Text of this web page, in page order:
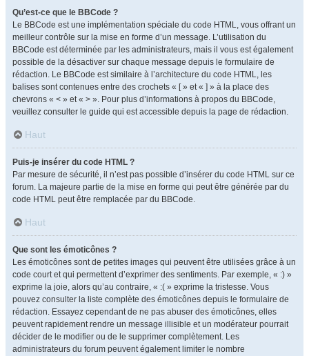
Qu’est-ce que le BBCode ?
Le BBCode est une implémentation spéciale du code HTML, vous offrant un
meilleur contrôle sur la mise en forme d’un message. L’utilisation du
BBCode est déterminée par les administrateurs, mais il vous est également
possible de la désactiver sur chaque message depuis le formulaire de
rédaction. Le BBCode est similaire à l’architecture du code HTML, les
balises sont contenues entre des crochets « [ » et « ] » à la place des
chevrons « < » et « > ». Pour plus d’informations à propos du BBCode,
veuillez consulter le guide qui est accessible depuis la page de rédaction.
Haut
Puis-je insérer du code HTML ?
Par mesure de sécurité, il n’est pas possible d’insérer du code HTML sur ce
forum. La majeure partie de la mise en forme qui peut être générée par du
code HTML peut être remplacée par du BBCode.
Haut
Que sont les émoticônes ?
Les émoticônes sont de petites images qui peuvent être utilisées grâce à un
code court et qui permettent d’exprimer des sentiments. Par exemple, « :) »
exprime la joie, alors qu’au contraire, « :( » exprime la tristesse. Vous
pouvez consulter la liste complète des émoticônes depuis le formulaire de
rédaction. Essayez cependant de ne pas abuser des émoticônes, elles
peuvent rapidement rendre un message illisible et un modérateur pourrait
décider de le modifier ou de le supprimer complètement. Les
administrateurs du forum peuvent également limiter le nombre